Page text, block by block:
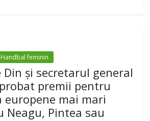
Handbal feminin
Din și secretarul general
premii pentru
europene mai mari
Neagu, Pintea sau